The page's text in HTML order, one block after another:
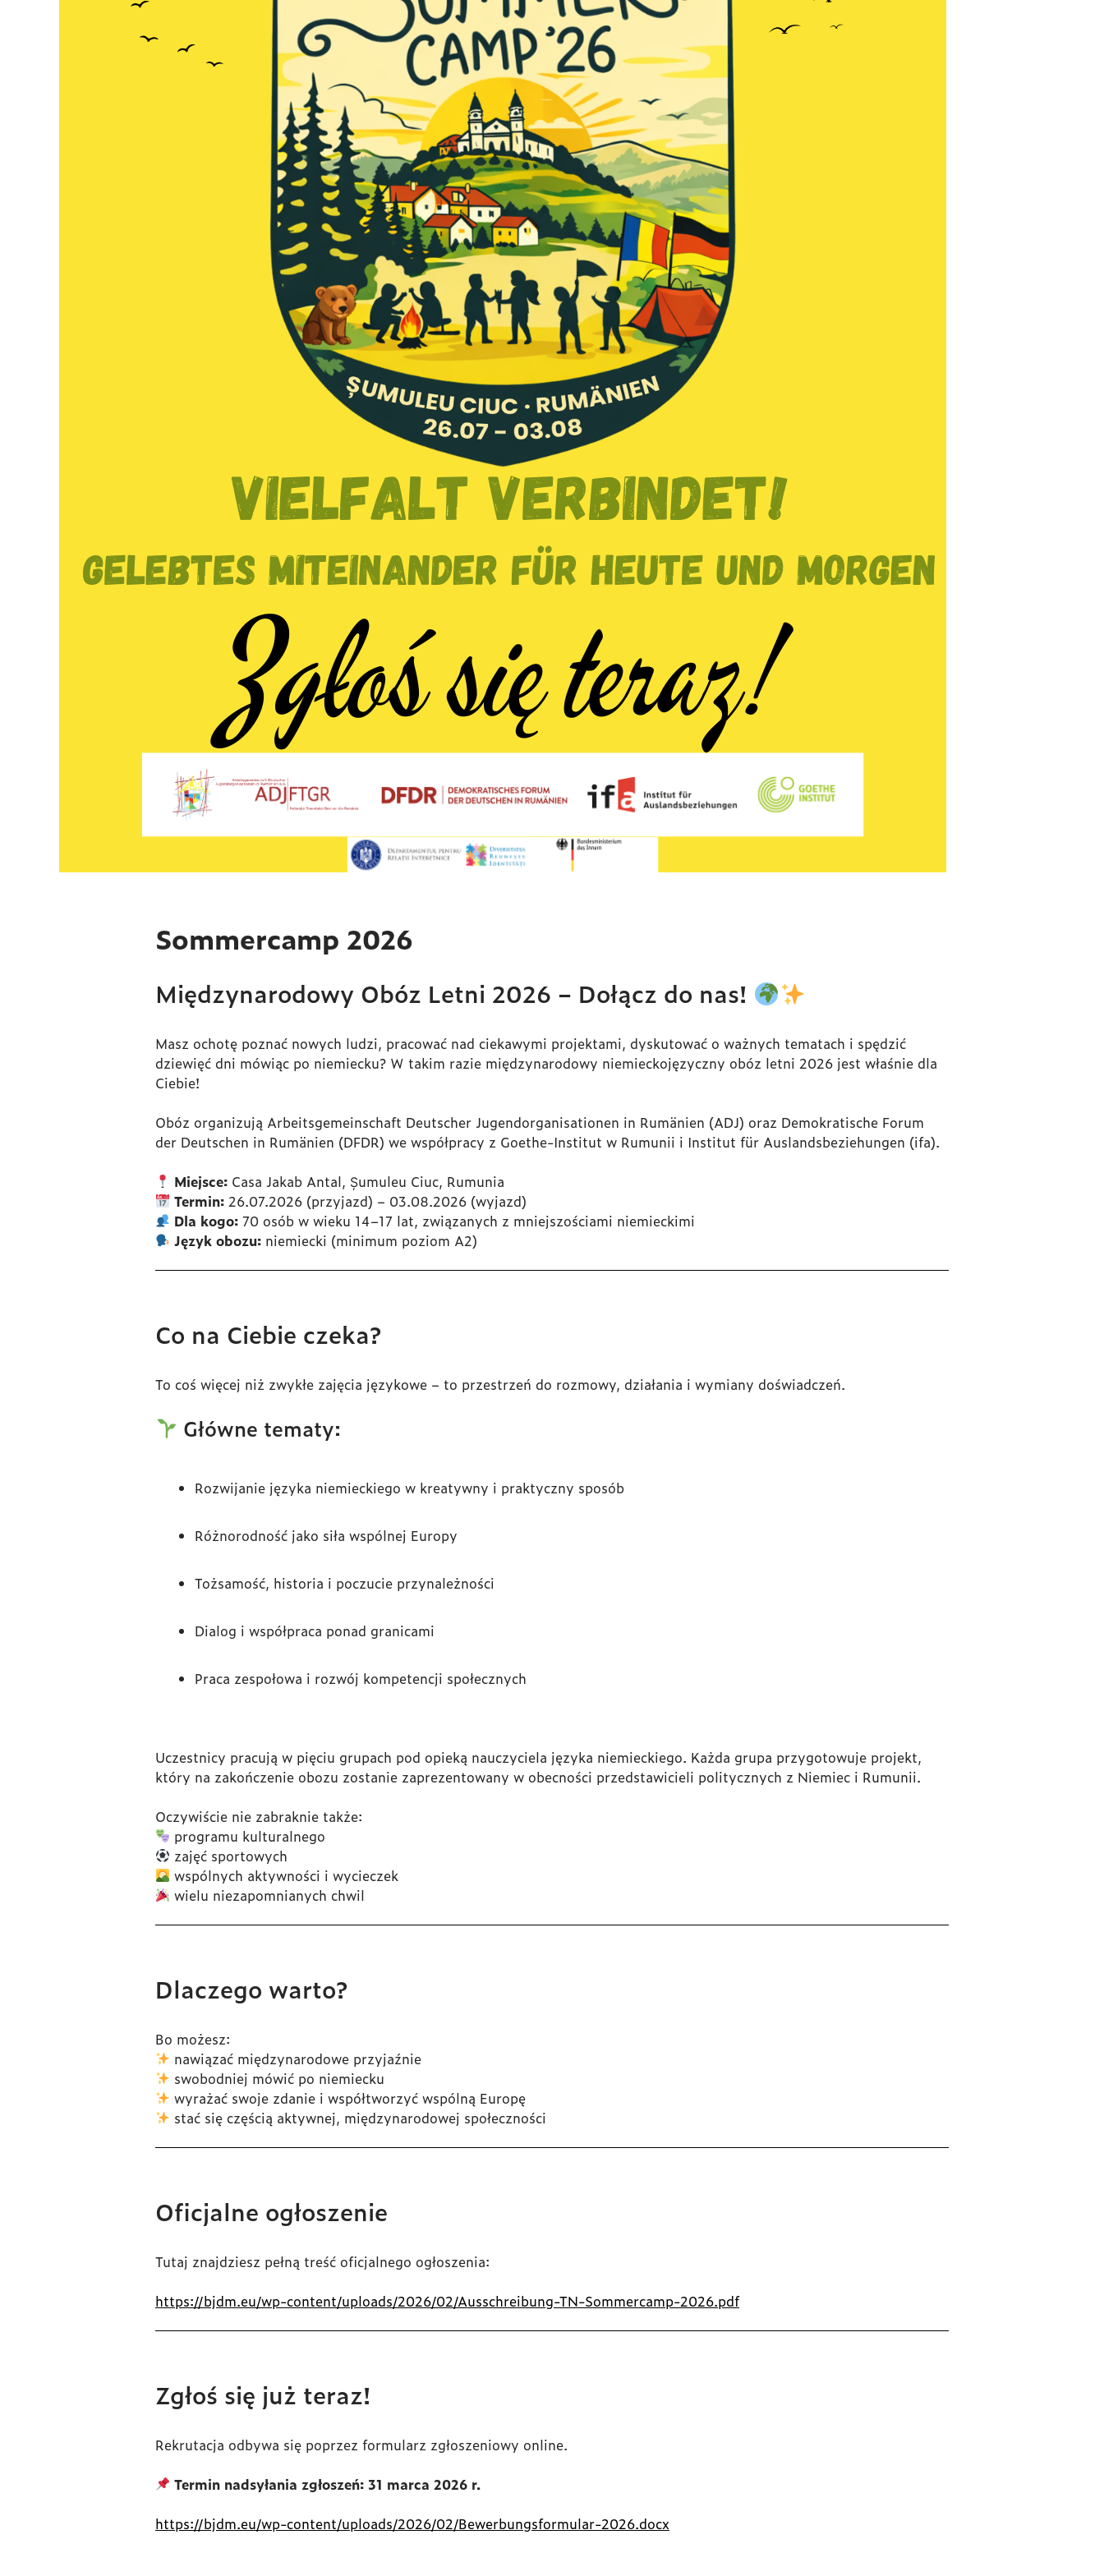
Sommercamp 2026
Międzynarodowy Obóz Letni 2026 – Dołącz do nas!
Masz ochotę poznać nowych ludzi, pracować nad ciekawymi projektami, dyskutować o ważnych tematach i spędzić
dziewięć dni mówiąc po niemiecku? W takim razie międzynarodowy niemieckojęzyczny obóz letni 2026 jest właśnie dla
Ciebie!
Obóz organizują Arbeitsgemeinschaft Deutscher Jugendorganisationen in Rumänien (ADJ) oraz Demokratische Forum
der Deutschen in Rumänien (DFDR) we współpracy z Goethe-Institut w Rumunii i Institut für Auslandsbeziehungen (ifa).
Miejsce: Casa Jakab Antal, Șumuleu Ciuc, Rumunia
Termin: 26.07.2026 (przyjazd) – 03.08.2026 (wyjazd)
Dla kogo: 70 osób w wieku 14–17 lat, związanych z mniejszościami niemieckimi
Język obozu: niemiecki (minimum poziom A2)
Co na Ciebie czeka?
To coś więcej niż zwykłe zajęcia językowe – to przestrzeń do rozmowy, działania i wymiany doświadczeń.
Główne tematy:
Rozwijanie języka niemieckiego w kreatywny i praktyczny sposób
Różnorodność jako siła wspólnej Europy
Tożsamość, historia i poczucie przynależności
Dialog i współpraca ponad granicami
Praca zespołowa i rozwój kompetencji społecznych
Uczestnicy pracują w pięciu grupach pod opieką nauczyciela języka niemieckiego. Każda grupa przygotowuje projekt,
który na zakończenie obozu zostanie zaprezentowany w obecności przedstawicieli politycznych z Niemiec i Rumunii.
Oczywiście nie zabraknie także:
programu kulturalnego
zajęć sportowych
wspólnych aktywności i wycieczek
wielu niezapomnianych chwil
Dlaczego warto?
Bo możesz:
nawiązać międzynarodowe przyjaźnie
swobodniej mówić po niemiecku
wyrażać swoje zdanie i współtworzyć wspólną Europę
stać się częścią aktywnej, międzynarodowej społeczności
Oficjalne ogłoszenie
Tutaj znajdziesz pełną treść oficjalnego ogłoszenia:
https://bjdm.eu/wp-content/uploads/2026/02/Ausschreibung-TN-Sommercamp-2026.pdf
Zgłoś się już teraz!
Rekrutacja odbywa się poprzez formularz zgłoszeniowy online.
Termin nadsyłania zgłoszeń: 31 marca 2026 r.
https://bjdm.eu/wp-content/uploads/2026/02/Bewerbungsformular-2026.docx